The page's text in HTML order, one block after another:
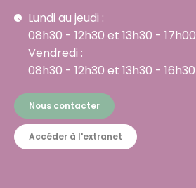
Lundi au jeudi :
08h30 - 12h30 et 13h30 - 17h00
Vendredi :
08h30 - 12h30 et 13h30 - 16h30
Nous contacter
Accéder à l'extranet